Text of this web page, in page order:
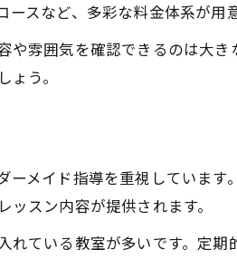
スなど、多彩な料金体系が用
雰囲気を確認できるのは大
う。
メイド指導を重視していま
スン内容が提供されます。
ている教室が多いです。定期